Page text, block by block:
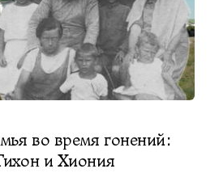
во время гонений:
и Хиония